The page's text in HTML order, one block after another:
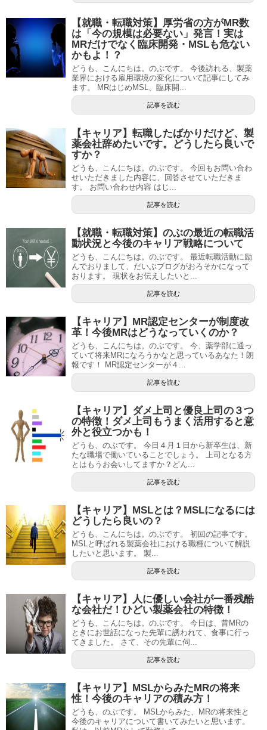
【就職・転職対策】厚労省の方がMR数
は「今の規模は必要ない」発言！実は
MRだけでなく臨床開発・MSLも危ない
かもよ！？
どうも、こんにちは。のぶです。 今後訪れる、製薬
業界における雇用環境の変化について記事にしてみ
ます。 MRはじめMSL、臨床開...
記事を読む
【キャリア】転職したばかりだけど、製
薬会社辞めたいです。どうしたら良いで
すか？
どうも、こんにちは。のぶです。 今回もお問い合わ
せいただきました内容に、回答させていただきま
す。 お問い合わせ内容 はじ...
記事を読む
【就職・転職対策】のぶの最近の転職活
動状況と今後のキャリア戦略について
どうも、こんにちは。のぶです。 最近転職活動に励
んでおりまして、だいぶブログがおろそかになって
おります。 現状をお伝えしたいと...
記事を読む
【キャリア】MR認定センターが制度改
革！今後MRはどうなっていくのか？
どうも、こんにちは。のぶです。 今、薬学部に通っ
ていて将来MRになろうかなと思っているあなた！朗
報です！ MR認定センターが４...
記事を読む
【キャリア】ダメ上司と優良上司の３つ
の特徴！ダメ上司もうまく活用すると意
外と役立つかも！
どうも、のぶです。 今日４月１日から新卒生は、新
たな職場で働いていることでしょう。 上司となる方
とはもうお会いしてますか？どん...
記事を読む
【キャリア】MSLとは？MSLになるには
どうしたら良いの？
どうも、こんにちは。のぶです。 初回の記事です。
MSLと呼ばれる製薬会社における職種について解説
したいと思います。 製...
記事を読む
【キャリア】人に優しい会社が一番残酷
な会社だ！ひどい製薬会社の特徴！
どうも、こんにちは。のぶです。 今日は、昔MRの
ときにお世話になった先輩に誘われて、食事に行っ
てきました。 さて、その先輩に伺...
記事を読む
【キャリア】MSLからみたMRの将来
性！今後のキャリアの積み方！
どうも、のぶです。 MSLからみた、MRの将来性と
今後のキャリアについて書いてみたいと思います。